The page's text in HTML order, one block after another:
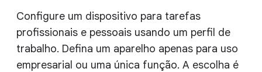
Configure um dispositivo para tarefas
profissionais e pessoais usando um perfil de
trabalho. Defina um aparelho apenas para uso
empresarial ou uma única função. A escolha é